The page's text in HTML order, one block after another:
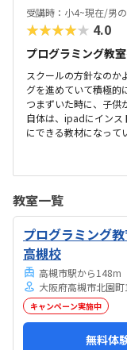
受講時：小4~現在/男
★★★★★ 4.0
プログラミング教
スクールの方針なのか
グを進めていて積極的
つまずいた時に、子供
自体は、ipadにインス
にできる教材になって
ないので子供の話だ
プログラミングで作
いみたい。駅からは徒
は路上駐車になります
なら行けると思います
からないが、入り口や
すい感じがします。ひ
教室一覧
プログラミング
高槻校
高槻市駅から148m
大阪府高槻市北園
キャンペーン実施中
無料体